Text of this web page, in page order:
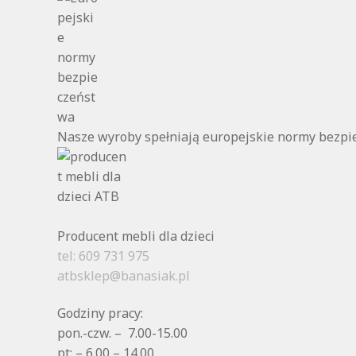
Nasze wyroby spełniają europejskie normy
Producent mebli dla dzieci
tel: 609 731 975
atbsklep@banasiak.pl
Godziny pracy:
pon.-czw. – 7.00-15.00